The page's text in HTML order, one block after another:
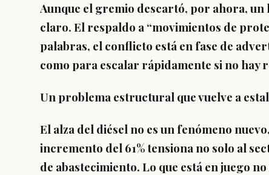
Aunque el gremio descartó, por ahora,
claro. El respaldo a “movimientos de
palabras, el conflicto está en fase de
como para escalar rápidamente si no hay
Un problema estructural que vuelve a
El alza del diésel no es un fenómeno
incremento del 61% tensiona no solo al
de abastecimiento. Lo que está en juego